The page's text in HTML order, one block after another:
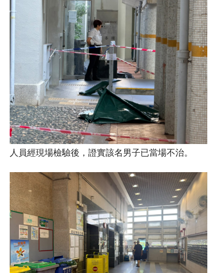
人員經現場檢驗後，證實該名男子已當場不治。